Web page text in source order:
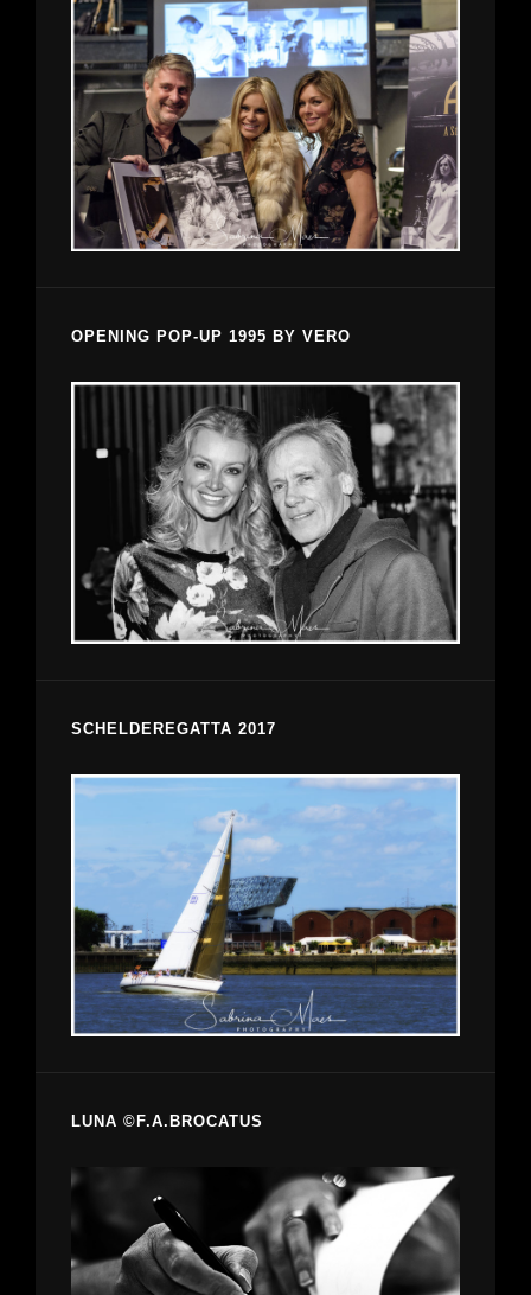
OPENING POP-UP 1995 BY VERO
SCHELDEREGATTA 2017
LUNA ©F.A.BROCATUS